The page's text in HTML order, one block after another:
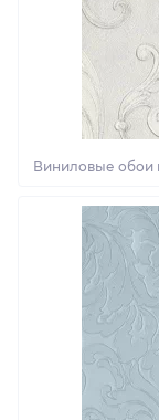
Виниловые обои